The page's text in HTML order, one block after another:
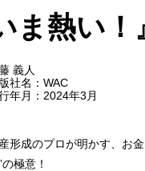
ま熱い！
義人
社名：WAC
年月：2024年3月
形成のプロが明かす、お
の極意！